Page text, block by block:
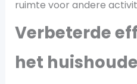
ruimte voor andere
Verbeterde
het